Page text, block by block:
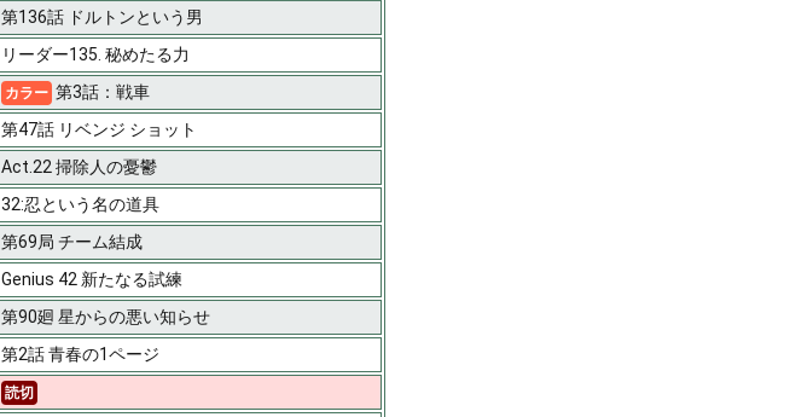
第136話 ドルトンという男
リーダー135. 秘めたる力
カラー 第3話：戦車
第47話 リベンジ ショット
Act.22 掃除人の憂鬱
32:忍という名の道具
第69局 チーム結成
Genius 42 新たなる試練
第90廻 星からの悪い知らせ
第2話 青春の1ページ
読切